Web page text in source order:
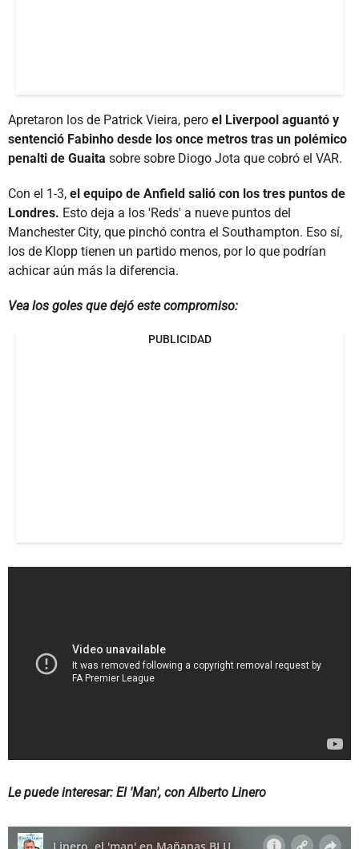
Apretaron los de Patrick Vieira, pero el Liverpool aguantó y
sentenció Fabinho desde los once metros tras un polémico
penalti de Guaita sobre sobre Diogo Jota que cobró el VAR.
Con el 1-3, el equipo de Anfield salió con los tres puntos de
Londres. Esto deja a los 'Reds' a nueve puntos del
Manchester City, que pinchó contra el Southampton. Eso sí,
los de Klopp tienen un partido menos, por lo que podrían
achicar aún más la diferencia.
Vea los goles que dejó este compromiso:
PUBLICIDAD
Le puede interesar: El 'Man', con Alberto Linero